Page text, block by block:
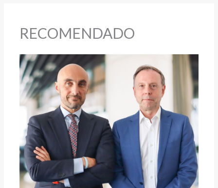
RECOMENDADO